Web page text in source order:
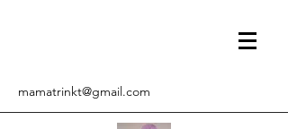
mamatrinkt@gmail.com